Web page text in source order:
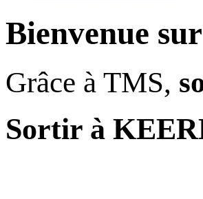
Bienvenue sur
Grâce à TMS,
Sortir à